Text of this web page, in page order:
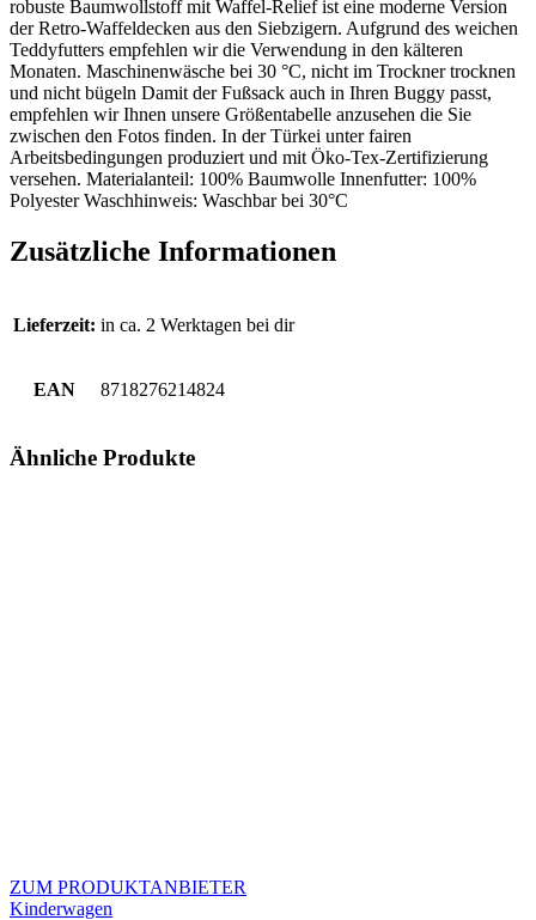
robuste Baumwollstoff mit Waffel-Relief ist eine moderne Version
der Retro-Waffeldecken aus den Siebzigern. Aufgrund des weichen
Teddyfutters empfehlen wir die Verwendung in den kälteren
Monaten. Maschinenwäsche bei 30 °C, nicht im Trockner trocknen
und nicht bügeln Damit der Fußsack auch in Ihren Buggy passt,
empfehlen wir Ihnen unsere Größentabelle anzusehen die Sie
zwischen den Fotos finden. In der Türkei unter fairen
Arbeitsbedingungen produziert und mit Öko-Tex-Zertifizierung
versehen. Materialanteil: 100% Baumwolle Innenfutter: 100%
Polyester Waschhinweis: Waschbar bei 30°C
Zusätzliche Informationen
Lieferzeit: in ca. 2 Werktagen bei dir
EAN 8718276214824
Ähnliche Produkte
ZUM PRODUKTANBIETER
Kinderwagen